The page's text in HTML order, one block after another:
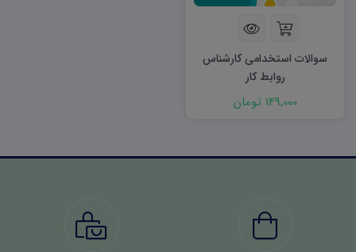
سوالات استخدامی کارشناس
روابط کار
149,000 تومان